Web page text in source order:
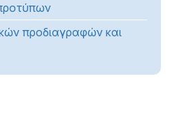
προδιαγραφών και